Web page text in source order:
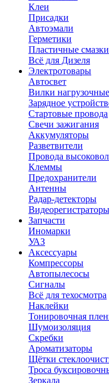
Клеи
Присадки
Автоэмали
Герметики
Пластичные смазки
Всё для Дизеля
Электротовары
Автосвет
Вилки нагрузочные
Зарядное
Стартовые провода
Свечи зажигания
Аккумуляторы
Разветвители
Провода
Клеммы
Предохранители
Антенны
Радар-детекторы
Видеорегистраторы
Запчасти
Иномарки
УАЗ
Аксесcуары
Компрессоры
Автопылесосы
Сигналы
Всё для техосмотра
Наклейки
Тонировочная
Шумоизоляция
Скребки
Ароматизаторы
Щётки
Троса
Зеркала